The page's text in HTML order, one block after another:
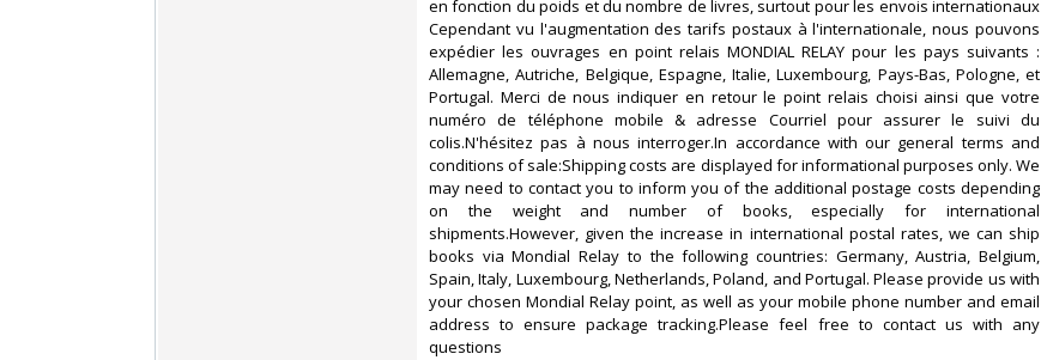
en fonction du poids et du nombre de livres, surtout pour les envois internationaux
Cependant vu l'augmentation des tarifs postaux à l'internationale, nous pouvons
expédier les ouvrages en point relais MONDIAL RELAY pour les pays suivants :
Allemagne, Autriche, Belgique, Espagne, Italie, Luxembourg, Pays-Bas, Pologne, et
Portugal. Merci de nous indiquer en retour le point relais choisi ainsi que votre
numéro de téléphone mobile & adresse Courriel pour assurer le suivi du
colis.N'hésitez pas à nous interroger.In accordance with our general terms and
conditions of sale:Shipping costs are displayed for informational purposes only. We
may need to contact you to inform you of the additional postage costs depending
on the weight and number of books, especially for international
shipments.However, given the increase in international postal rates, we can ship
books via Mondial Relay to the following countries: Germany, Austria, Belgium,
Spain, Italy, Luxembourg, Netherlands, Poland, and Portugal. Please provide us with
your chosen Mondial Relay point, as well as your mobile phone number and email
address to ensure package tracking.Please feel free to contact us with any
questions‎